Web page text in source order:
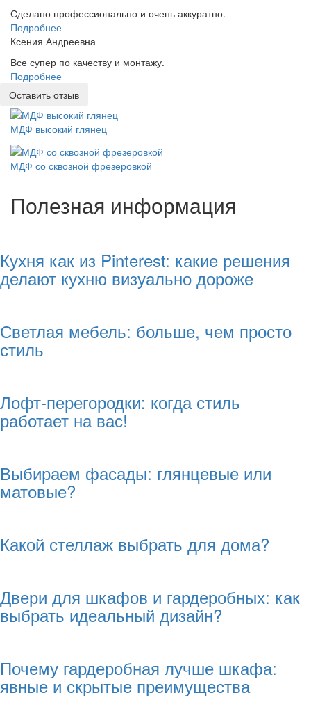
Сделано профессионально и очень аккуратно.
Подробнее
Ксения Андреевна
Все супер по качеству и монтажу.
Подробнее
Оставить отзыв
МДФ высокий глянец
МДФ со сквозной фрезеровкой
Полезная информация
Кухня как из Pinterest: какие решения
делают кухню визуально дороже
Светлая мебель: больше, чем просто
стиль
Лофт-перегородки: когда стиль
работает на вас!
Выбираем фасады: глянцевые или
матовые?
Какой стеллаж выбрать для дома?
Двери для шкафов и гардеробных: как
выбрать идеальный дизайн?
Почему гардеробная лучше шкафа:
явные и скрытые преимущества